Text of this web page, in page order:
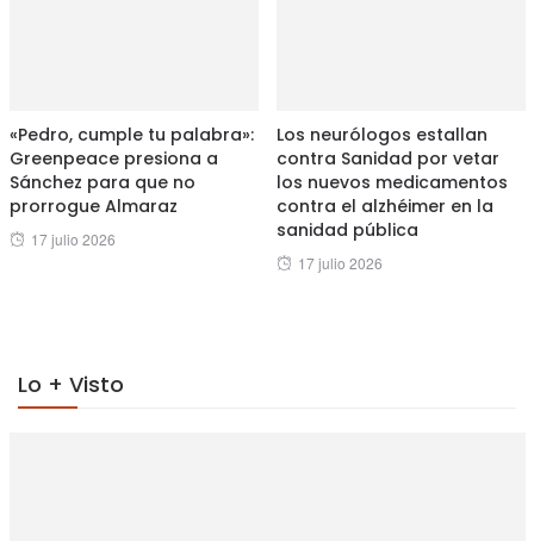
«Pedro, cumple tu palabra»:
Greenpeace presiona a
Sánchez para que no
prorrogue Almaraz
Posted
17 julio 2026
Los neurólogos estallan
contra Sanidad por vetar
los nuevos medicamentos
contra el alzhéimer en la
sanidad pública
Posted
17 julio 2026
Lo + Visto